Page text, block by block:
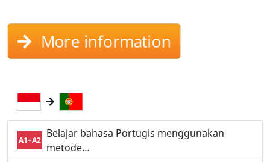
More information
A1+A2
Belajar bahasa Portugis menggunakan
metode…